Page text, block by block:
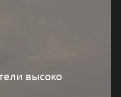
высоко